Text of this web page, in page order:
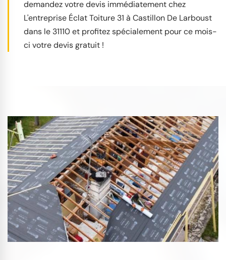
demandez votre devis immédiatement chez
L'entreprise Éclat Toiture 31 à Castillon De Larboust
dans le 31110 et profitez spécialement pour ce mois-
ci votre devis gratuit !